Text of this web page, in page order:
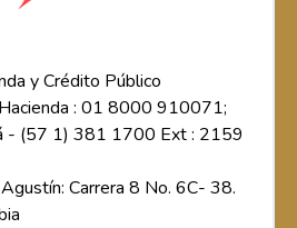
y Crédito Público
: 01 8000 910071;
- (57 1) 381 1700 Ext : 2159
Carrera 8 No. 6C- 38.